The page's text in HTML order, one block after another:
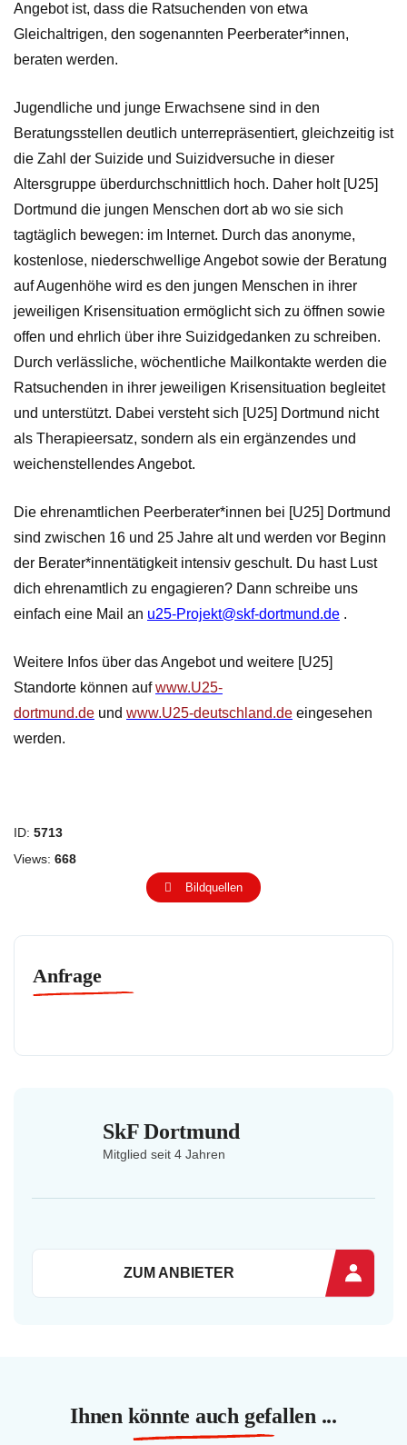
Angebot ist, dass die Ratsuchenden von etwa
Gleichaltrigen, den sogenannten Peerberater*innen,
beraten werden.
Jugendliche und junge Erwachsene sind in den
Beratungsstellen deutlich unterrepräsentiert, gleichzeitig ist
die Zahl der Suizide und Suizidversuche in dieser
Altersgruppe überdurchschnittlich hoch. Daher holt [U25]
Dortmund die jungen Menschen dort ab wo sie sich
tagtäglich bewegen: im Internet. Durch das anonyme,
kostenlose, niederschwellige Angebot sowie der Beratung
auf Augenhöhe wird es den jungen Menschen in ihrer
jeweiligen Krisensituation ermöglicht sich zu öffnen sowie
offen und ehrlich über ihre Suizidgedanken zu schreiben.
Durch verlässliche, wöchentliche Mailkontakte werden die
Ratsuchenden in ihrer jeweiligen Krisensituation begleitet
und unterstützt. Dabei versteht sich [U25] Dortmund nicht
als Therapieersatz, sondern als ein ergänzendes und
weichenstellendes Angebot.
Die ehrenamtlichen Peerberater*innen bei [U25] Dortmund
sind zwischen 16 und 25 Jahre alt und werden vor Beginn
der Berater*innentätigkeit intensiv geschult. Du hast Lust
dich ehrenamtlich zu engagieren? Dann schreibe uns
einfach eine Mail an u25-Projekt@skf-dortmund.de .
Weitere Infos über das Angebot und weitere [U25]
Standorte können aufwww.U25-
dortmund.de und www.U25-deutschland.de eingesehen
werden.
ID: 5713
Views: 668
Bildquellen
Anfrage
SkF Dortmund
Mitglied seit 4 Jahren
ZUM ANBIETER
Ihnen könnte auch gefallen ...